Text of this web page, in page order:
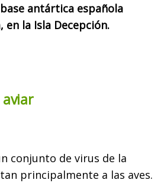
antártica española
en la Isla Decepción.
aviar
conjunto de virus de la
principalmente a las aves.